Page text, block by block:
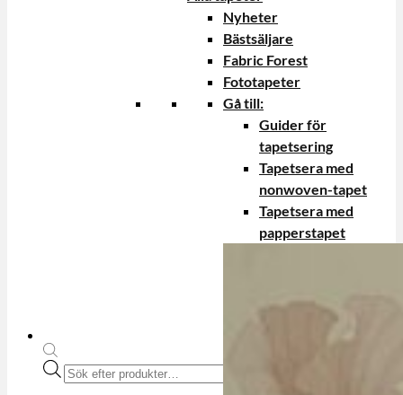
Produktsökning
Nyheter
Bästsäljare
Fabric Forest
Fototapeter
Gå till:
Guider för
tapetsering
Tapetsera med
nonwoven-tapet
Tapetsera med
papperstapet